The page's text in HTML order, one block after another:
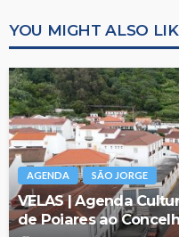
YOU MIGHT ALSO
AGENDA SÃO JORGE
VELAS | Agenda
de Poiares ao